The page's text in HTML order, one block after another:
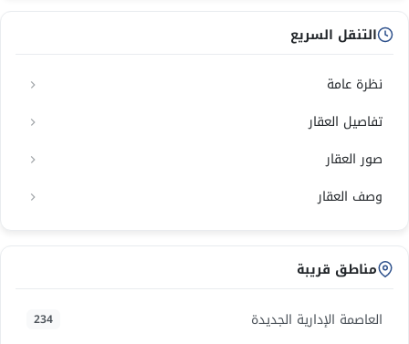
التنقل السريع
نظرة عامة
تفاصيل العقار
صور العقار
وصف العقار
مناطق قريبة
العاصمة الإدارية الجديدة 234